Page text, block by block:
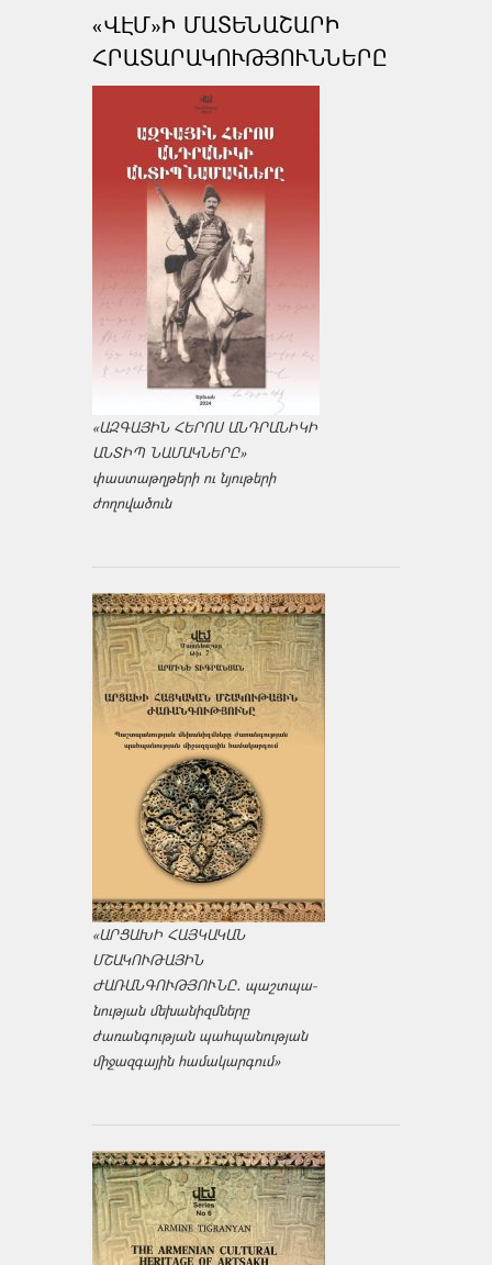
«ՎԷՄ»Ի ՄԱՏԵՆԱՇԱՐԻ
ՀՐԱՏԱՐԱԿՈՒԹՅՈՒՆՆԵՐԸ
«ԱԶԳԱՅԻՆ ՀԵՐՈՍ ԱՆԴՐԱՆԻԿԻ
ԱՆՏԻՊ ՆԱՄԱԿՆԵՐԸ»
փաստաթղթերի ու նյութերի
ժողովածուն
«ԱՐՑԱԽԻ ՀԱՅԿԱԿԱՆ
ՄՇԱԿՈՒԹԱՅԻՆ
ԺԱՌԱՆԳՈՒԹՅՈՒՆԸ․ պաշտպա­
նության մեխանիզմները
ժառանգության պահպանության
միջազ­գային համակարգում»